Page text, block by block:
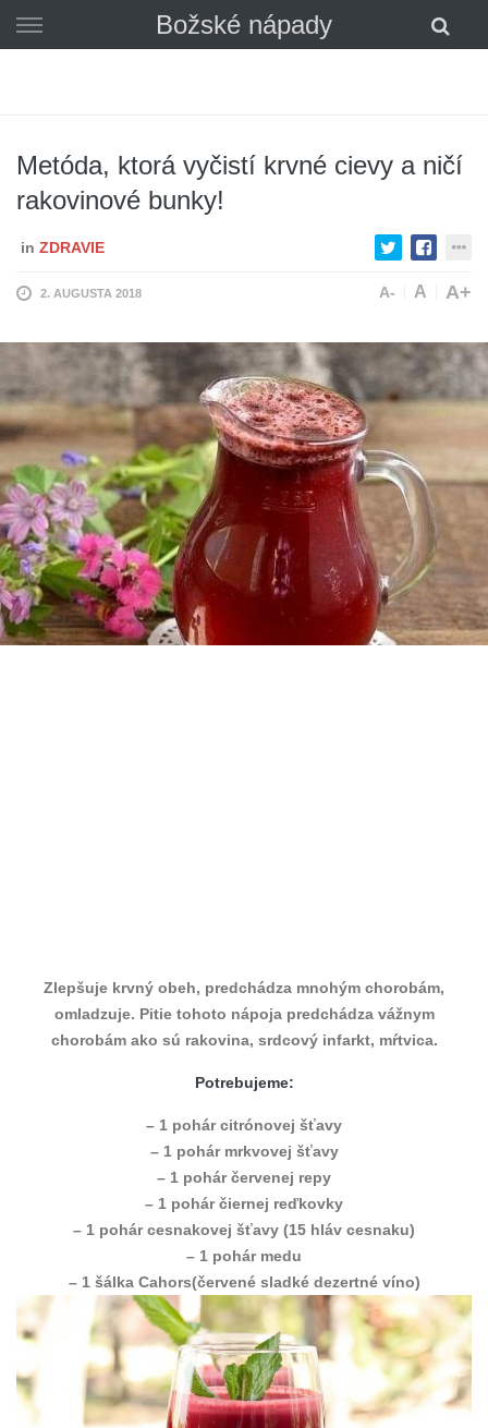
Božské nápady
to
Metóda, ktorá vyčistí krvné cievy a ničí
rakovinové bunky!
in ZDRAVIE
2. AUGUSTA 2018 A- A A+
Zlepšuje krvný obeh, predchádza mnohým chorobám,
omladzuje. Pitie tohoto nápoja predchádza vážnym
chorobám ako sú rakovina, srdcový infarkt, mŕtvica.
Potrebujeme:
– 1 pohár citrónovej šťavy
– 1 pohár mrkvovej šťavy
– 1 pohár červenej repy
– 1 pohár čiernej reďkovky
– 1 pohár cesnakovej šťavy (15 hláv cesnaku)
– 1 pohár medu
– 1 šálka Cahors(červené sladké dezertné víno)